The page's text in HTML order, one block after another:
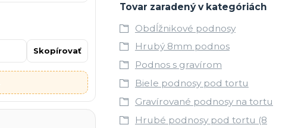
Skopírovať
Tovar zaradený v kategóriách
Obdĺžnikové podnosy
Hrubý 8mm podnos
Podnos s gravírom
Biele podnosy pod tortu
Gravírované podnosy na tortu
Hrubé podnosy pod tortu (8